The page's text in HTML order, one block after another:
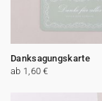
Danksagungskarte
ab 1,60 €